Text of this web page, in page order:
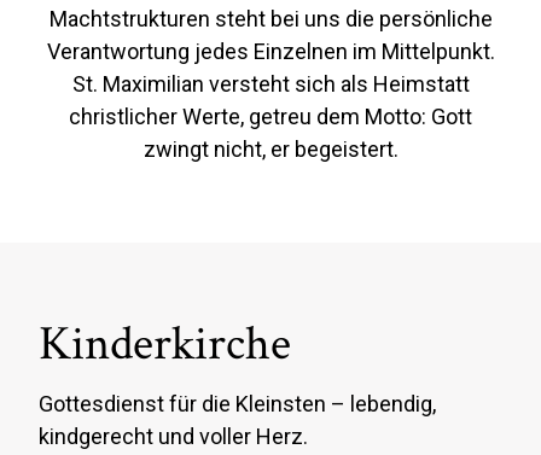
Machtstrukturen steht bei uns die persönliche
Verantwortung jedes Einzelnen im Mittelpunkt.
St. Maximilian versteht sich als Heimstatt
christlicher Werte, getreu dem Motto: Gott
zwingt nicht, er begeistert.
Kinderkirche
Gottesdienst für die Kleinsten – lebendig,
kindgerecht und voller Herz.